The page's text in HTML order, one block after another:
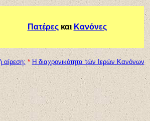
Πατέρες και Κανόνες
αίρεση;* Η διαχρονικότητα τών Ιερών Κανόνων